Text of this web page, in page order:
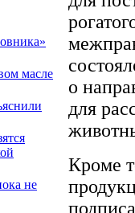
масле
не
о
для
Кроме